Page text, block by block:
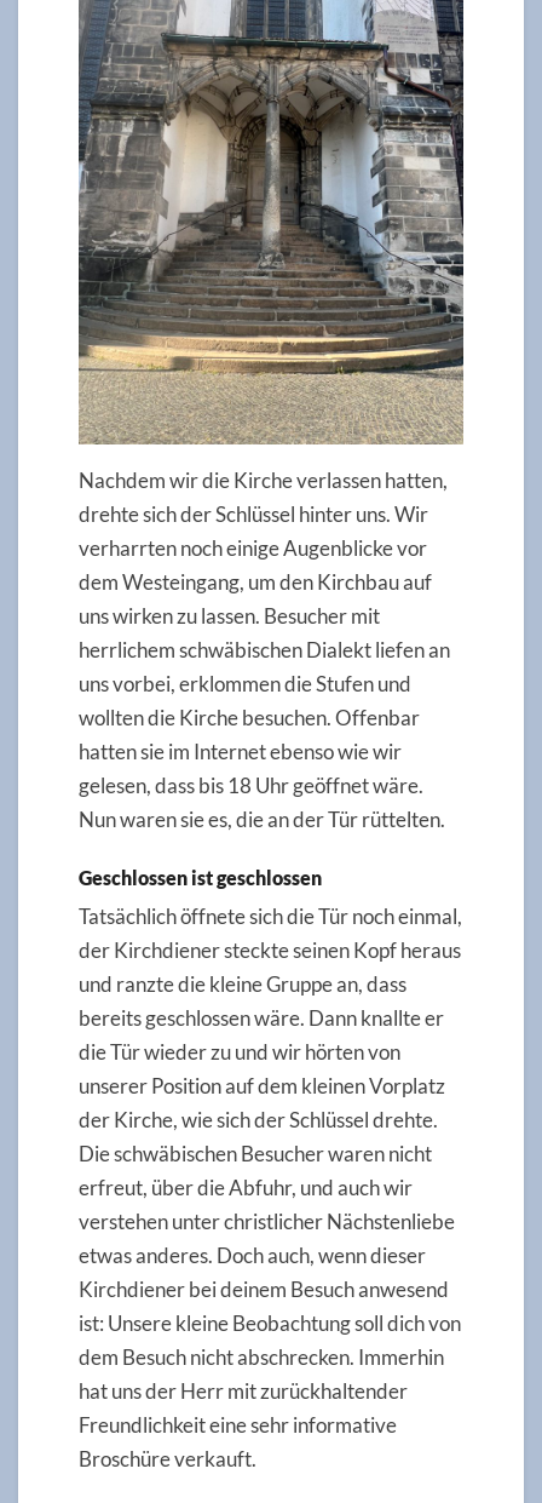
Nachdem wir die Kirche verlassen hatten,
drehte sich der Schlüssel hinter uns. Wir
verharrten noch einige Augenblicke vor
dem Westeingang, um den Kirchbau auf
uns wirken zu lassen. Besucher mit
herrlichem schwäbischen Dialekt liefen an
uns vorbei, erklommen die Stufen und
wollten die Kirche besuchen. Offenbar
hatten sie im Internet ebenso wie wir
gelesen, dass bis 18 Uhr geöffnet wäre.
Nun waren sie es, die an der Tür rüttelten.
Geschlossen ist geschlossen
Tatsächlich öffnete sich die Tür noch einmal,
der Kirchdiener steckte seinen Kopf heraus
und ranzte die kleine Gruppe an, dass
bereits geschlossen wäre. Dann knallte er
die Tür wieder zu und wir hörten von
unserer Position auf dem kleinen Vorplatz
der Kirche, wie sich der Schlüssel drehte.
Die schwäbischen Besucher waren nicht
erfreut, über die Abfuhr, und auch wir
verstehen unter christlicher Nächstenliebe
etwas anderes. Doch auch, wenn dieser
Kirchdiener bei deinem Besuch anwesend
ist: Unsere kleine Beobachtung soll dich von
dem Besuch nicht abschrecken. Immerhin
hat uns der Herr mit zurückhaltender
Freundlichkeit eine sehr informative
Broschüre verkauft.